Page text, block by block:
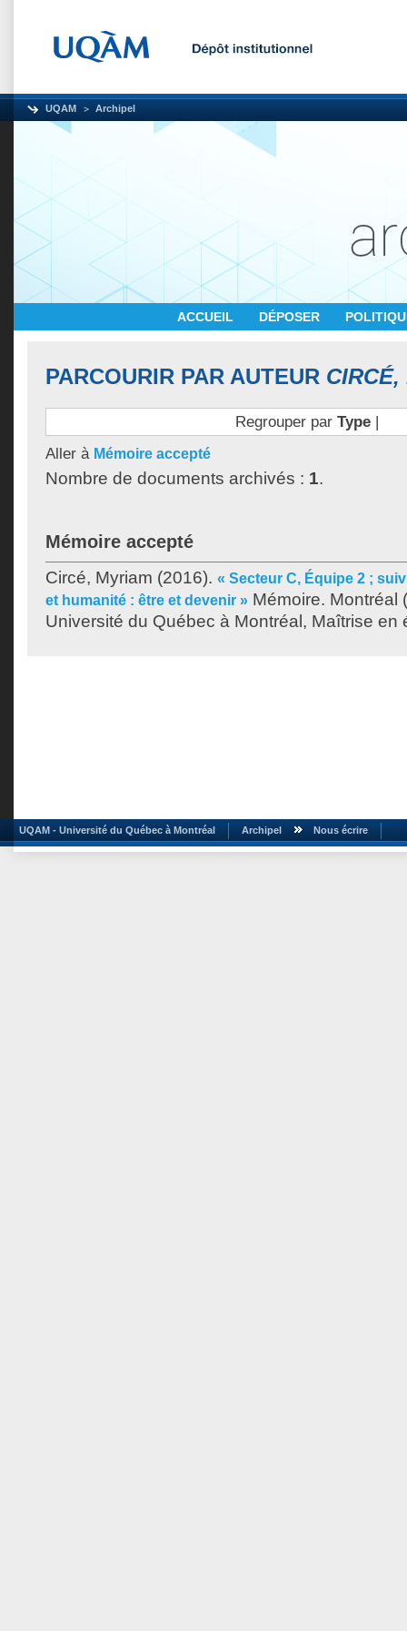
UQAM Archipel
ACCUEIL DÉPOSER
PARCOURIR PAR AUTEUR CIRCÉ,
Regrouper par Type|
Aller à Mémoire accepté
Nombre de documents archivés : 1.
Mémoire accepté
Circé, Myriam (2016). « Secteur C, Équipe 2 ;
et humanité : être et devenir » Mémoire. Montréal
Université du Québec à Montréal, Maîtrise en
UQAM - Université du Québec à Montréal Archipel Nous écrire